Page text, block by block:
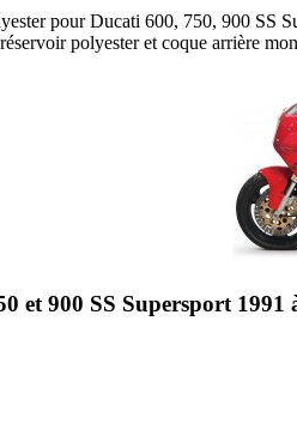
pour Ducati 600, 750, 900 SS
polyester et coque arrière
et 900 SS Supersport 1991